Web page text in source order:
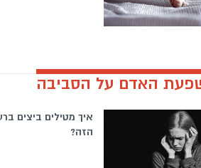
האדם על הסביבה
איך מטילים ביצים
הזה?